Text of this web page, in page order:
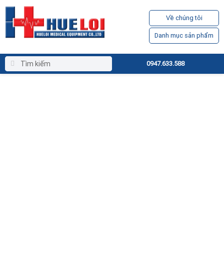
Về chúng tôi
Danh mục sản phẩm
0947.633.588